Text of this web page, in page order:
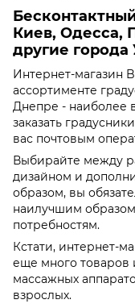
Киев, Одесса,
другие
Интернет-магазин
ассортименте
Днепре - наиболее
заказать
вас почтовым
Выбирайте между
дизайном и
образом, вы
наилучшим
потребностям.
Кстати, интернет-
еще много товаров
массажных
взрослых.